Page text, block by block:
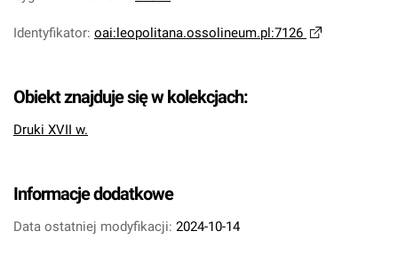
Identyfikator: oai:leopolitana.ossolineum.pl:7126
Obiekt znajduje się w kolekcjach:
Druki XVII w.
Informacje dodatkowe
Data ostatniej modyfikacji: 2024-10-14